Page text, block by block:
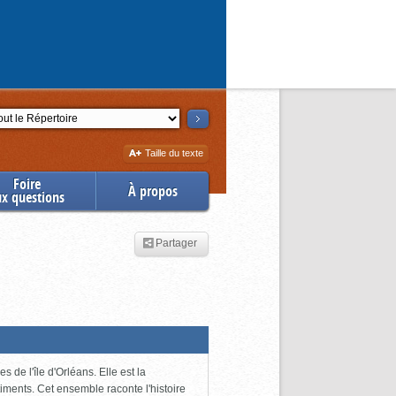
Augmenter
la
Taille du texte
Foire
questions À propos
Partager
de l'île d'Orléans. Elle est la
Cet ensemble raconte l'histoire